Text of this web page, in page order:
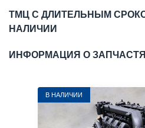
ТМЦ С ДЛИТЕЛЬНЫМ
НАЛИЧИИ
ИНФОРМАЦИЯ О
В НАЛИЧИИ